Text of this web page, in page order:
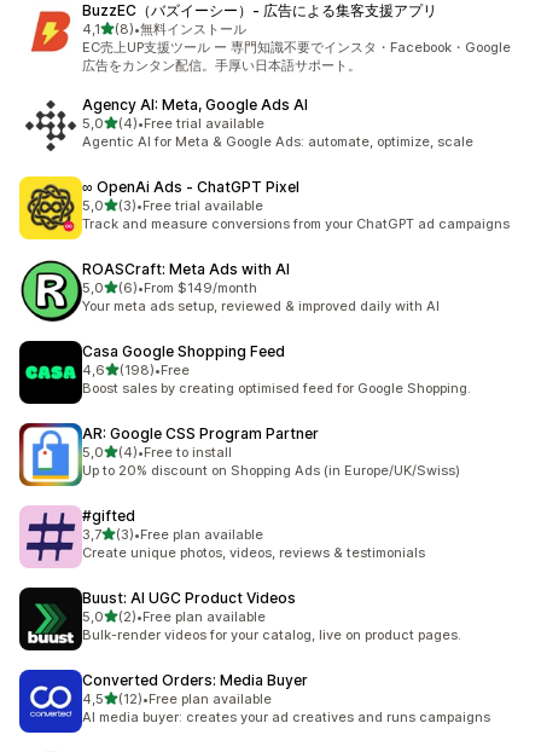
BuzzEC（バズイーシー）‑ 広告による集客支援アプリ
4,1av 5 stjerner
(8)
Totalt 8 omtaler
•無料インストール
EC売上UP支援ツール ー 専門知識不要でインスタ・Facebook・Google
広告をカンタン配信。手厚い日本語サポート。
Agency AI: Meta, Google Ads AI
5,0av 5 stjerner
(4)
Totalt 4 omtaler
•Free trial available
Agentic AI for Meta & Google Ads: automate, optimize, scale
∞ OpenAi Ads ‑ ChatGPT Pixel
5,0av 5 stjerner
(3)
Totalt 3 omtaler
•Free trial available
Track and measure conversions from your ChatGPT ad campaigns
ROASCraft: Meta Ads with AI
5,0av 5 stjerner
(6)
Totalt 6 omtaler
•From $149/month
Your meta ads setup, reviewed & improved daily with AI
Casa Google Shopping Feed
4,6av 5 stjerner
(198)
Totalt 198 omtaler
•Free
Boost sales by creating optimised feed for Google Shopping.
AR: Google CSS Program Partner
5,0av 5 stjerner
(4)
Totalt 4 omtaler
•Free to install
Up to 20% discount on Shopping Ads (in Europe/UK/Swiss)
#gifted
3,7av 5 stjerner
(3)
Totalt 3 omtaler
•Free plan available
Create unique photos, videos, reviews & testimonials
Buust: AI UGC Product Videos
5,0av 5 stjerner
(2)
Totalt 2 omtaler
•Free plan available
Bulk-render videos for your catalog, live on product pages.
Converted Orders: Media Buyer
4,5av 5 stjerner
(12)
Totalt 12 omtaler
•Free plan available
AI media buyer: creates your ad creatives and runs campaigns